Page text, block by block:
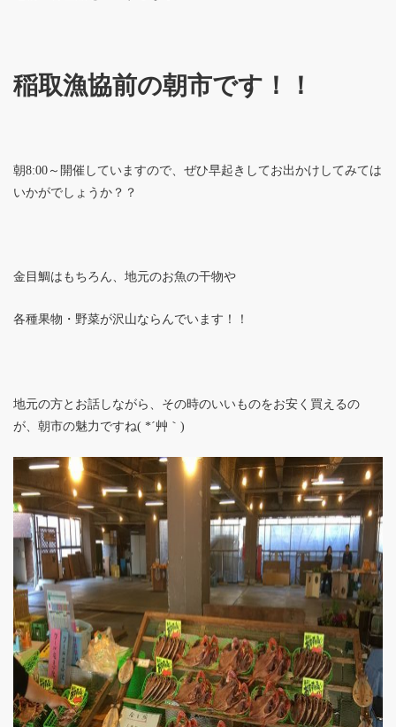
稲取漁協前の朝市です！！
朝8:00～開催していますので、ぜひ早起きしてお出かけしてみては
いかがでしょうか？？
金目鯛はもちろん、地元のお魚の干物や
各種果物・野菜が沢山ならんでいます！！
地元の方とお話しながら、その時のいいものをお安く買えるの
が、朝市の魅力ですね( *´艸｀)